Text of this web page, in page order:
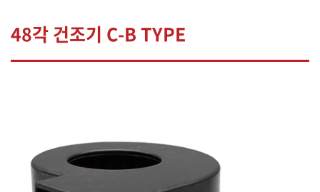
48각 건조기 C-B TYPE